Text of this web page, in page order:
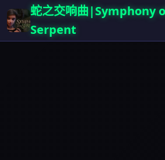
蛇之交响曲|Symphony
Serpent